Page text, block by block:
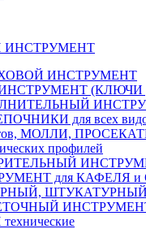
ИНСТРУМЕНТ
ИНСТРУМЕНТ
(КЛЮЧИ
для всех
МОЛЛИ,
профилей
для КАФЕЛЯ и